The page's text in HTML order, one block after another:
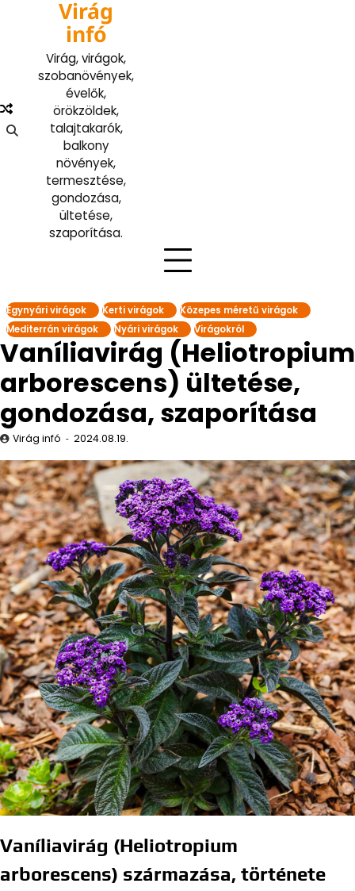
Virág
infó
Virág, virágok,
szobanövények,
évelők,
örökzöldek,
talajtakarók,
balkony
növények,
termesztése,
gondozása,
ültetése,
szaporítása.
Egynyári virágok Kerti virágok
Közepes méretű virágok
Mediterrán virágok
Nyári virágok Virágokról
Vaníliavirág (Heliotropium
arborescens) ültetése,
gondozása, szaporítása
Virág infó 2024.08.19.
Vaníliavirág (Heliotropium
arborescens) származása, története